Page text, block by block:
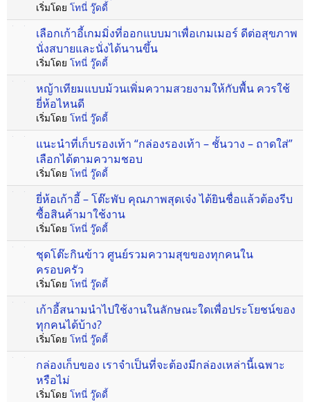
เริ่มโดย โทนี่ วู๊ดดี้
เลือกเก้าอี้เกมมิ่งที่ออกแบบมาเพื่อเกมเมอร์ ดีต่อสุขภาพ
นั่งสบายและนั่งได้นานขึ้น
เริ่มโดย โทนี่ วู๊ดดี้
หญ้าเทียมแบบม้วนเพิ่มความสวยงามให้กับพื้น ควรใช้
ยี่ห้อไหนดี
เริ่มโดย โทนี่ วู๊ดดี้
แนะนำที่เก็บรองเท้า “กล่องรองเท้า – ชั้นวาง – ถาดใส่”
เลือกได้ตามความชอบ
เริ่มโดย โทนี่ วู๊ดดี้
ยี่ห้อเก้าอี้ – โต๊ะพับ คุณภาพสุดเจ๋ง ได้ยินชื่อแล้วต้องรีบ
ซื้อสินค้ามาใช้งาน
เริ่มโดย โทนี่ วู๊ดดี้
ชุดโต๊ะกินข้าว ศูนย์รวมความสุขของทุกคนใน
ครอบครัว
เริ่มโดย โทนี่ วู๊ดดี้
เก้าอี้สนามนำไปใช้งานในลักษณะใดเพื่อประโยชน์ของ
ทุกคนได้บ้าง?
เริ่มโดย โทนี่ วู๊ดดี้
กล่องเก็บของ เราจำเป็นที่จะต้องมีกล่องเหล่านี้เฉพาะ
หรือไม่
เริ่มโดย โทนี่ วู๊ดดี้